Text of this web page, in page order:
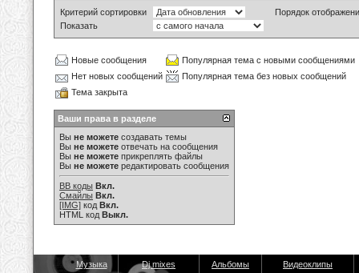
Критерий сортировки
Порядок
Показать
Новые сообщения
Популярная тема с новыми сообщениями
Нет новых сообщений
Популярная тема без новых сообщений
Тема закрыта
Ваши права в разделе
Вы не можете создавать темы
Вы не можете отвечать на сообщения
Вы не можете прикреплять файлы
Вы не можете редактировать сообщения
BB коды Вкл.
Смайлы Вкл.
[IMG] код Вкл.
HTML код Выкл.
Музыка Dj mixes Альбомы Видеоклипы